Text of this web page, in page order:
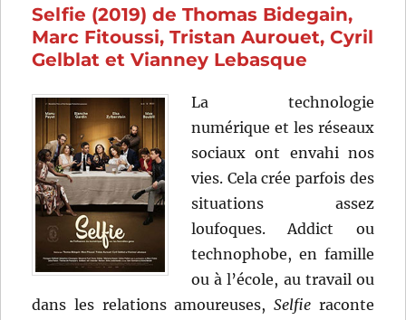
Marc
Fitoussi
Selfie (2019) de Thomas Bidegain,
Marc Fitoussi, Tristan Aurouet, Cyril
Gelblat et Vianney Lebasque
La technologie
numérique et les réseaux
sociaux ont envahi nos
vies. Cela crée parfois des
situations assez
loufoques. Addict ou
technophobe, en famille
ou à l’école, au travail ou
dans les relations amoureuses,Selfie raconte